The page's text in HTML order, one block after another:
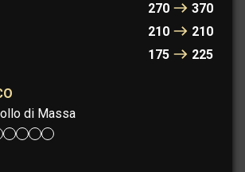
270
370
210
210
175 225
di Massa